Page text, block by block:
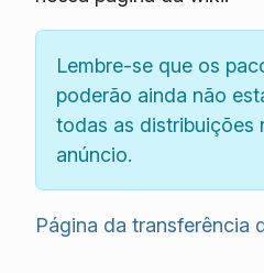
Lembre-se que os
poderão ainda não
todas as distribuições
anúncio.
Página da transferência